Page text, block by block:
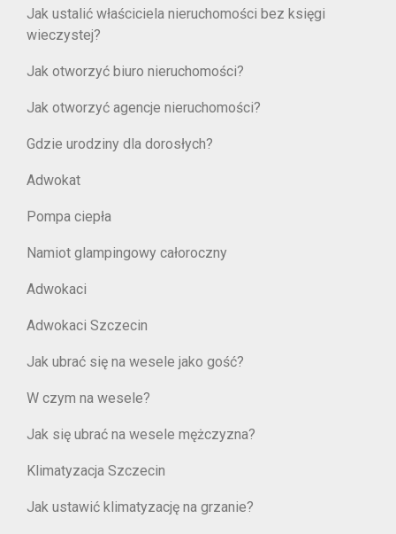
Jak ustalić właściciela nieruchomości bez księgi
wieczystej?
Jak otworzyć biuro nieruchomości?
Jak otworzyć agencje nieruchomości?
Gdzie urodziny dla dorosłych?
Adwokat
Pompa ciepła
Namiot glampingowy całoroczny
Adwokaci
Adwokaci Szczecin
Jak ubrać się na wesele jako gość?
W czym na wesele?
Jak się ubrać na wesele mężczyzna?
Klimatyzacja Szczecin
Jak ustawić klimatyzację na grzanie?